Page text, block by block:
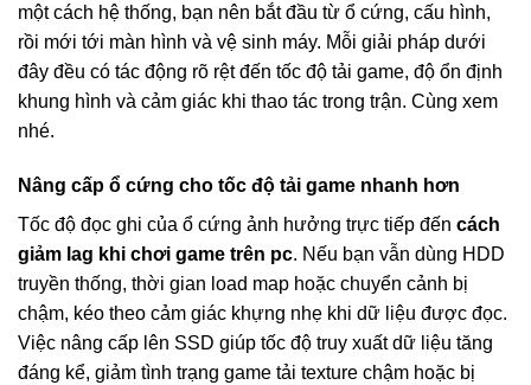
một cách hệ thống, bạn nên bắt đầu từ ổ cứng, cấu hình,
rồi mới tới màn hình và vệ sinh máy. Mỗi giải pháp dưới
đây đều có tác động rõ rệt đến tốc độ tải game, độ ổn định
khung hình và cảm giác khi thao tác trong trận. Cùng xem
nhé.
Nâng cấp ổ cứng cho tốc độ tải game nhanh hơn
Tốc độ đọc ghi của ổ cứng ảnh hưởng trực tiếp đến cách
giảm lag khi chơi game trên pc. Nếu bạn vẫn dùng HDD
truyền thống, thời gian load map hoặc chuyển cảnh bị
chậm, kéo theo cảm giác khựng nhẹ khi dữ liệu được đọc.
Việc nâng cấp lên SSD giúp tốc độ truy xuất dữ liệu tăng
đáng kể, giảm tình trạng game tải texture chậm hoặc bị